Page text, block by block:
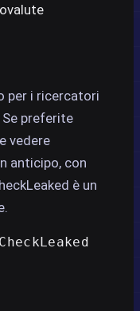
per i ricercatori
Se preferite
vedere
anticipo, con
è un